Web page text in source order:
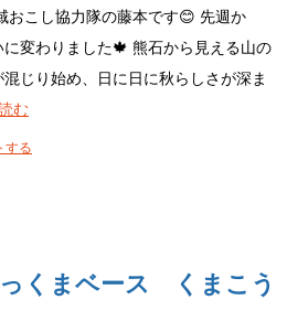
おこし協力隊の藤本です😊 先週か
変わりました🍁 熊石から見える山の
じり始め、日に日に秋らしさが深ま
む
する
くまベース くまこう